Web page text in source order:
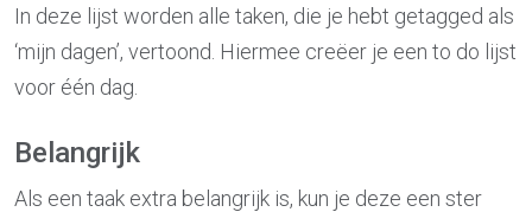
In deze lijst worden alle taken, die je hebt getagged als
‘mijn dagen’, vertoond. Hiermee creëer je een to do lijst
voor één dag.
Belangrijk
Als een taak extra belangrijk is, kun je deze een ster